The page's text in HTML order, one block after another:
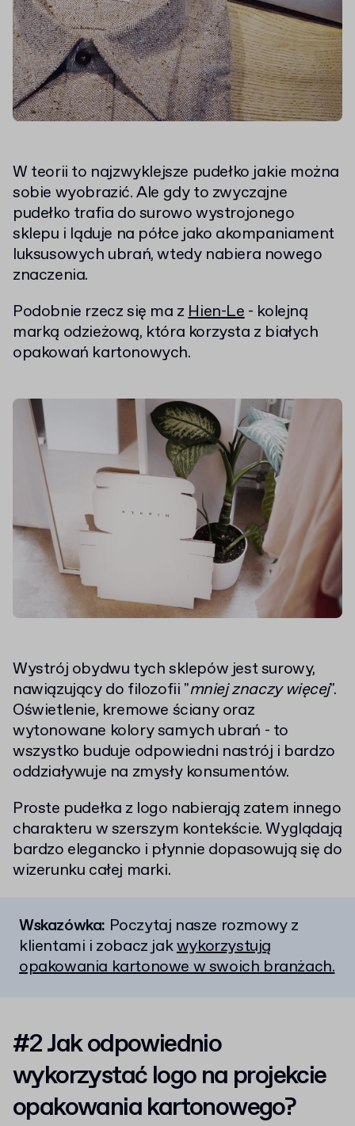
W teorii to najzwyklejsze pudełko jakie można
sobie wyobrazić. Ale gdy to zwyczajne
pudełko trafia do surowo wystrojonego
sklepu i ląduje na półce jako akompaniament
luksusowych ubrań, wtedy nabiera nowego
znaczenia.
Podobnie rzecz się ma zHien-Le- kolejną
marką odzieżową, która korzysta z białych
opakowań kartonowych.
Wystrój obydwu tych sklepów jest surowy,
nawiązujący do filozofii "mniej znaczy więcej".
Oświetlenie, kremowe ściany oraz
wytonowane kolory samych ubrań - to
wszystko buduje odpowiedni nastrój i bardzo
oddziaływuje na zmysły konsumentów.
Proste pudełka z logo nabierają zatem innego
charakteru w szerszym kontekście. Wyglądają
bardzo elegancko i płynnie dopasowują się do
wizerunku całej marki.
Wskazówka: Poczytaj nasze rozmowy z
klientami i zobacz jakwykorzystują
opakowania kartonowe w swoich branżach.
#2 Jak odpowiednio
wykorzystać logo na projekcie
opakowania kartonowego?